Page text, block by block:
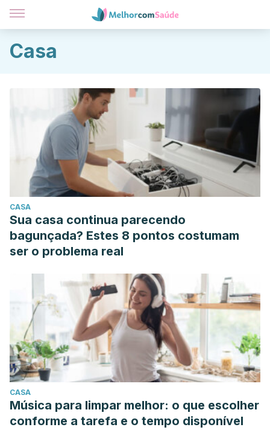
Casa
CASA
Sua casa continua parecendo
bagunçada? Estes 8 pontos costumam
ser o problema real
CASA
Música para limpar melhor: o que escolher
conforme a tarefa e o tempo disponível